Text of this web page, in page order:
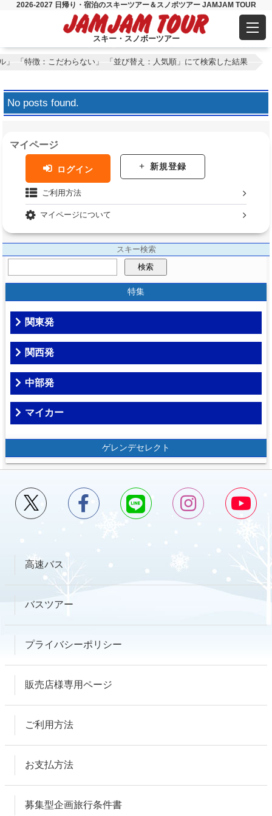
2026-2027 日帰り・宿泊のスキーツアー＆スノボツアー JAMJAM TOUR
スキー・スノボーツアー
「特徴：こだわらない」 「並び替え：人気順」にて検索した結果
No posts found.
マイページ
ログイン 新規登録
ご利用方法
マイページについて
スキー検索
検索
特集
関東発
関西発
中部発
マイカー
ゲレンデセレクト
高速バス
バスツアー
プライバシーポリシー
販売店様専用ページ
ご利用方法
お支払方法
募集型企画旅行条件書